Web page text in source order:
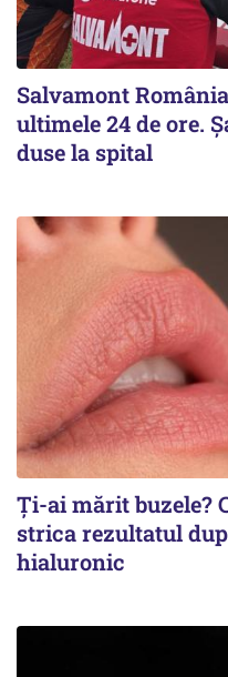
Salvamont
ultimele 24 de ore.
duse la spital
Ți-ai mărit buzele?
strica rezultatul
hialuronic